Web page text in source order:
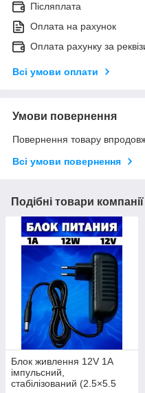
Післяплата
Оплата на рахунок
Оплата рахунку за
Всі умови оплати
Умови повернення
Повернення товару
Всі умови повернення
Подібні товари компанії
Блок живлення 12V 1A
імпульсний,
стабілізований (2.5×5.5